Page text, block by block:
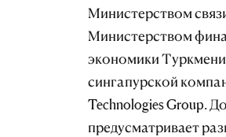
Министерством
Министерством
экономики
сингапурской
Technologies Group.
предусматривает